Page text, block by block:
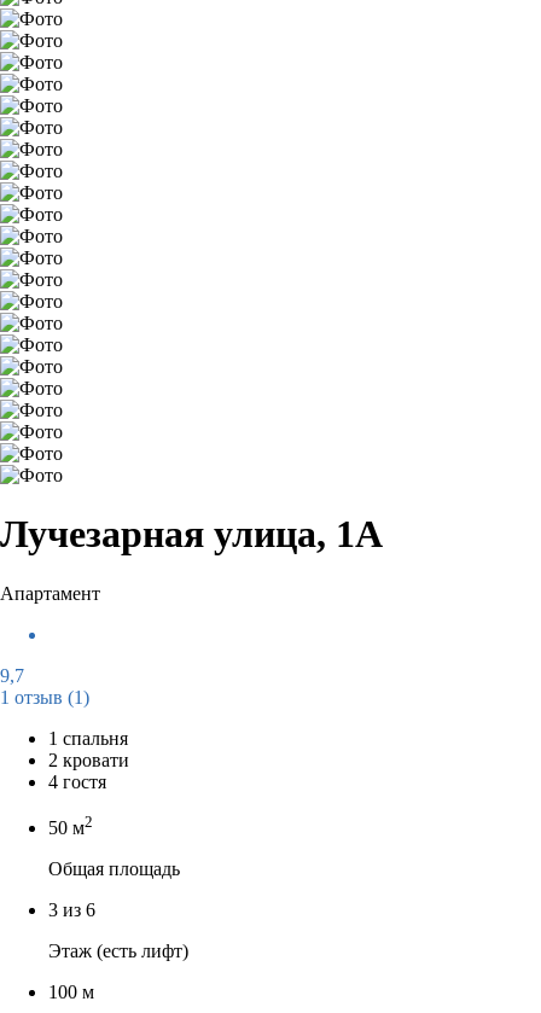
Лучезарная улица, 1А
Апартамент
9,7
1 отзыв (1)
1 спальня
2 кровати
4 гостя
50 м2
Общая площадь
3 из 6
Этаж (есть лифт)
100 м